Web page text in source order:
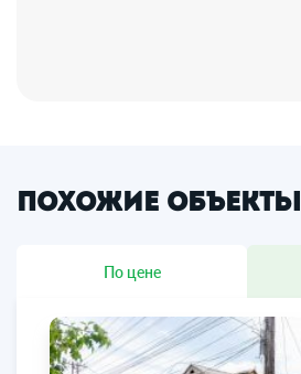
Похожие объекты
По цене